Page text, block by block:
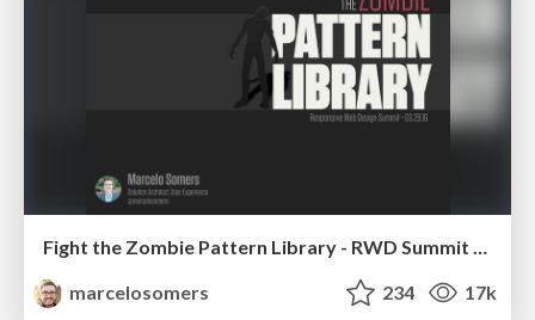
Fight the Zombie Pattern Library - RWD Summit 2016
marcelosomers
234 17k